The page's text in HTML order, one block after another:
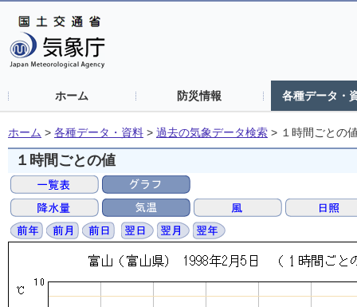
ホーム 防災情報 各種データ・
ホーム > 各種データ・資料 > 過去の気象データ検索 > １時間ごとの
１時間ごとの値